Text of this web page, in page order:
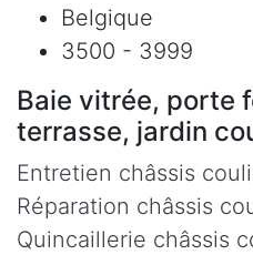
Belgique
3500 - 3999
Baie vitrée, porte
terrasse, jardin
Entretien châssis
Réparation châssis
Quincaillerie châssis